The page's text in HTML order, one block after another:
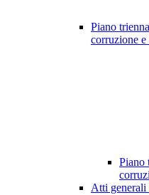
Piano
corruzione e
Piano
Atti generali